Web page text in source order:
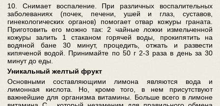
10. Снимает воспаление. При различных воспалительных
заболеваниях (почек, печени, ушей и глаз, суставов,
гинекологических органов) помогает отвар кожуры граната.
Приготовить его можно так: 2 чайные ложки измельченной
кожуры залить 1 стаканом горячей воды, прокипятить на
водяной бане 30 минут, процедить, отжать и развести
кипяченой водой. Принимайте по 50 г 2-3 раза в день за 30
минут до еды.
Уникальный желтый фрукт
Основными составляющими лимона являются вода и
лимонная кислота. Но, кроме того, в нем присутствуют
важнейшие для организма витамины. Больше всего в лимоне